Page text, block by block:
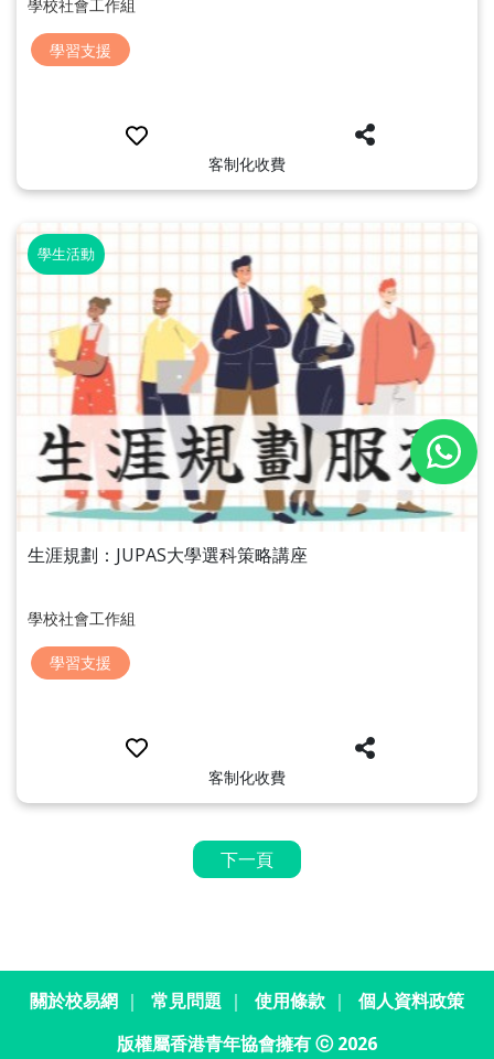
學校社會工作組
學習支援
客制化收費
學生活動
生涯規劃：JUPAS大學選科策略講座
學校社會工作組
學習支援
客制化收費
下一頁
版權屬香港青年協會擁有 ⓒ 2026
關於校易網 ｜ 常見問題 ｜ 使用條款 ｜ 個人資料政策